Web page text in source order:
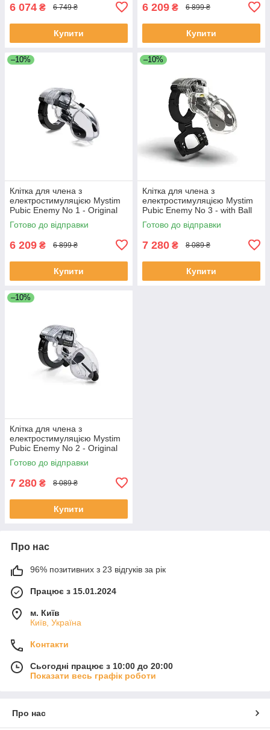
6 074 ₴ 6 749 ₴
Купити
6 209 ₴ 6 899 ₴
Купити
–10%
Клітка для члена з
електростимуляцією Mystim
Pubic Enemy No 1 - Original
Готово до відправки
6 209 ₴ 6 899 ₴
Купити
–10%
Клітка для члена з
електростимуляцією Mystim
Pubic Enemy No 3 - with Ball
Squeezer ST3810
Готово до відправки
7 280 ₴ 8 089 ₴
Купити
–10%
Клітка для члена з
електростимуляцією Mystim
Pubic Enemy No 2 - Original
Готово до відправки
7 280 ₴ 8 089 ₴
Купити
Про нас
96% позитивних з 23 відгуків за рік
Працює з 15.01.2024
м. Київ
Київ, Україна
Контакти
Сьогодні працює з 10:00 до 20:00
Показати весь графік роботи
Про нас